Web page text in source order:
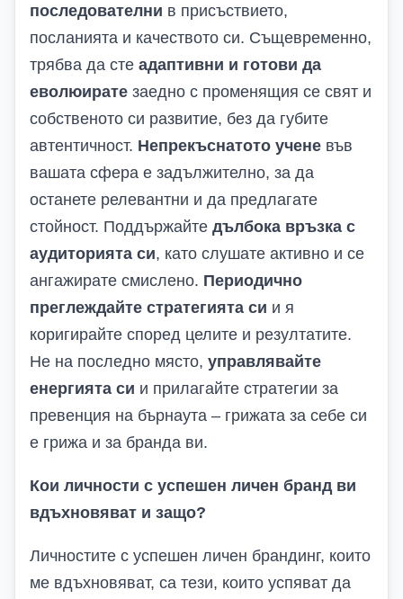
последователни в присъствието,
посланията и качеството си. Същевременно,
трябва да сте адаптивни и готови да
еволюирате заедно с променящия се свят и
собственото си развитие, без да губите
автентичност. Непрекъснатото учене във
вашата сфера е задължително, за да
останете релевантни и да предлагате
стойност. Поддържайте дълбока връзка с
аудиторията си, като слушате активно и се
ангажирате смислено. Периодично
преглеждайте стратегията си и я
коригирайте според целите и резултатите.
Не на последно място, управлявайте
енергията си и прилагайте стратегии за
превенция на бърнаута – грижата за себе си
е грижа и за бранда ви.
Кои личности с успешен личен бранд ви
вдъхновяват и защо?
Личностите с успешен личен брандинг, които
ме вдъхновяват, са тези, които успяват да